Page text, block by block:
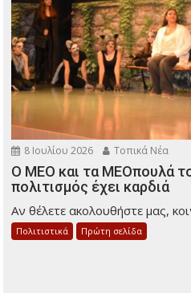
8 Ιουλίου 2026 Τοπικά Νέα
Ο ΜΕΟ και τα ΜΕΟπουλά
πολιτισμός έχει καρδιά
Αν θέλετε ακολουθήστε μας,
Πολιτιστικά Πρώτη σελίδα